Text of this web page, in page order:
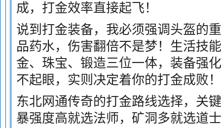
成，打金效率直接起飞！
说到打金装备，我必须强调头盔的
品药水，伤害翻倍不是梦！生活技
金、珠宝、锻造三位一体，装备强
不起眼，实则决定着你的打金成败！
东北网通传奇的打金路线选择，关
暴强度高就选法师，矿洞多就选道